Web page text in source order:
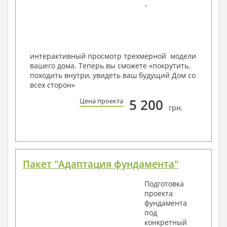
условий, за дополнительную плату.
Получить профессиональную консультацию у
наших специалистов, Вы можете любым
способом связи: закажите обратный звонок,
по viber, e-mail, телефон -
-
интерактивный просмотр трехмерной модели
вашего дома. Теперь вы сможете «покрутить,
походить внутри, увидеть ваш будущий Дом со
всех сторон»
Цена проекта 5 200 грн.
Пакет "Адаптация фундамента"
Подготовка
проекта
фундамента
под
конкретный